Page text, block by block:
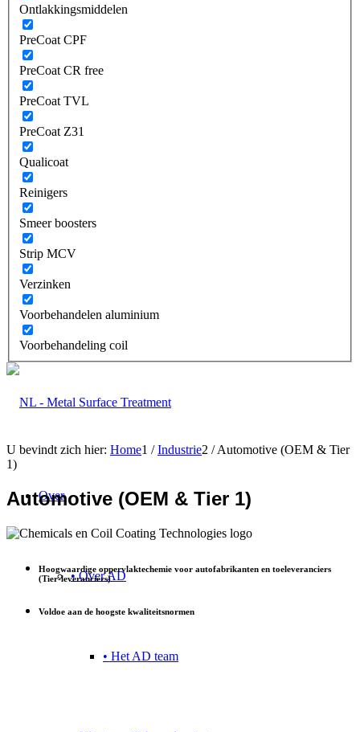
Ontlakkingsmiddelen
PreCoat CPF
PreCoat CR free
PreCoat TVL
PreCoat Z31
Qualicoat
Reinigers
Smeer boosters
Strip MCV
Verzinken
Voorbehandelen aluminium
Voorbehandeling coil
Over
• Over AD
• Het AD team
U bevindt zich hier: Home1 / Industrie2 / Automotive (OEM & Tier
1)
Automotive (OEM & Tier 1)
Hoogwaardige oppervlaktechemie voor autofabrikanten en toeleveranciers
(Tier-leveranciers)
Voldoe aan de hoogste kwaliteitsnormen